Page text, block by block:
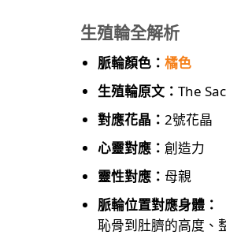
生殖輪全解析
脈輪顏色： 橘色
生殖輪原文： The
對應花晶： 2號花晶
心靈對應： 創造力
靈性對應： 母親
脈輪位置對應身體：
恥骨到肚臍的高度、